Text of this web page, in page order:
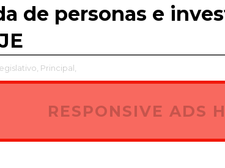
de personas e
Principal,
RESPONSIVE ADS